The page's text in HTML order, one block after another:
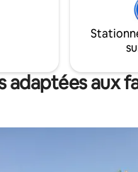
d'Essaouira-Mogador
avec des transferts
sur demande.
surfer avec nous :)
adaptées aux